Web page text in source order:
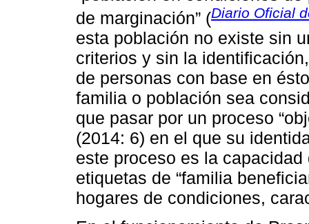
de marginación” (Diario Oficial
esta población no existe sin
criterios y sin la
de personas con base en
familia o población sea
que pasar por un proceso
(2014: 6) en el que su
este proceso es la
etiquetas de “familia
hogares de condiciones,